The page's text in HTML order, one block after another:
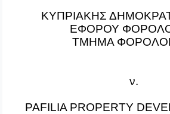
ΚΥΠΡΙΑΚΗΣ
ΕΦΟΡΟΥ
ΤΜΗΜΑ
ν.
PAFILIA PROPERTY